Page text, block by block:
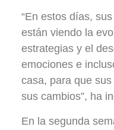
“En estos días,
están viendo la
estrategias y el
emociones e
casa, para que
sus cambios”, ha
En la segunda